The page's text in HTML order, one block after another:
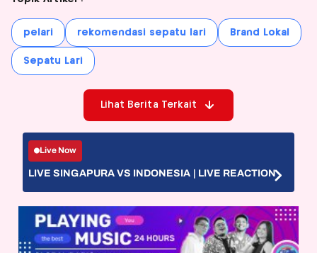
pelari rekomendasi sepatu lari Brand Lokal
Sepatu Lari
Lihat Berita Terkait
Live Now
LIVE SINGAPURA VS INDONESIA | LIVE REACTION